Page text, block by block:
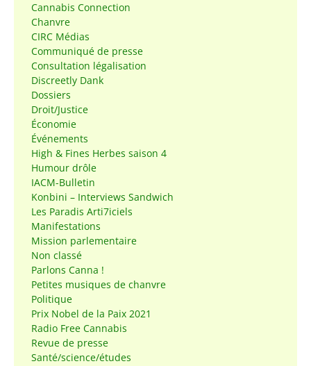
Cannabis Connection
Chanvre
CIRC Médias
Communiqué de presse
Consultation légalisation
Discreetly Dank
Dossiers
Droit/Justice
Économie
Événements
High & Fines Herbes saison 4
Humour drôle
IACM-Bulletin
Konbini – Interviews Sandwich
Les Paradis Arti7iciels
Manifestations
Mission parlementaire
Non classé
Parlons Canna !
Petites musiques de chanvre
Politique
Prix Nobel de la Paix 2021
Radio Free Cannabis
Revue de presse
Santé/science/études